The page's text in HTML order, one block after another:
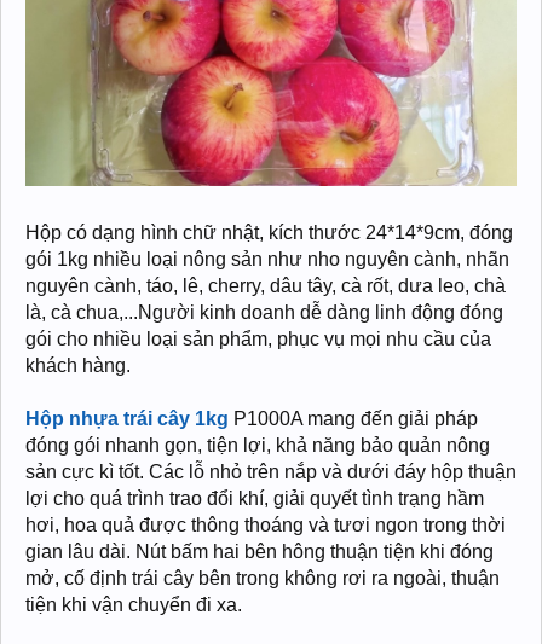
Hộp có dạng hình chữ nhật, kích thước 24*14*9cm, đóng
gói 1kg nhiều loại nông sản như nho nguyên cành, nhãn
nguyên cành, táo, lê, cherry, dâu tây, cà rốt, dưa leo, chà
là, cà chua,...Người kinh doanh dễ dàng linh động đóng
gói cho nhiều loại sản phẩm, phục vụ mọi nhu cầu của
khách hàng.
Hộp nhựa trái cây 1kg P1000A mang đến giải pháp
đóng gói nhanh gọn, tiện lợi, khả năng bảo quản nông
sản cực kì tốt. Các lỗ nhỏ trên nắp và dưới đáy hộp thuận
lợi cho quá trình trao đổi khí, giải quyết tình trạng hầm
hơi, hoa quả được thông thoáng và tươi ngon trong thời
gian lâu dài. Nút bấm hai bên hông thuận tiện khi đóng
mở, cố định trái cây bên trong không rơi ra ngoài, thuận
tiện khi vận chuyển đi xa.